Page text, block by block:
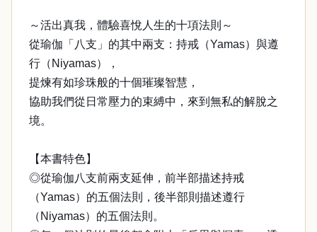
～活出真我，體驗喜悅人生的十項法則～
從瑜伽「八支」的其中兩支：持戒（Yamas）與遵
行（Niyamas），
提煉有如珍珠般的十個璀璨智慧，
協助我們從日常壓力的束縛中，來到無私的解脫之
境。
【本書特色】
◎從瑜伽八支前兩支延伸，前半部描述持戒
（Yamas）的五個法則，後半部則描述遵行
（Niyamas）的五個法則。